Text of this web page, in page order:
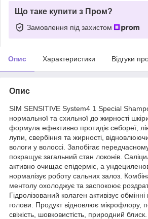
Що таке купити з Пром?
Замовлення під захистом
Опис Характеристики Відгуки
Опис
SIM SENSITIVE System4 1 Special
нормальної та схильної до жирності
формула ефективно протидіє себореї,
лупи, свербіння та жирності,
вологи у волоссі. Запобігає
покращує загальний стан локонів.
активно очищає епідерміс, а
нормалізує роботу сальних залоз.
ментолу охолоджує та заспокоює
Гідролізований колаген активізує
голови. Продукт відновлює мікрофлору,
свіжість, шовковистість, природний блиск.